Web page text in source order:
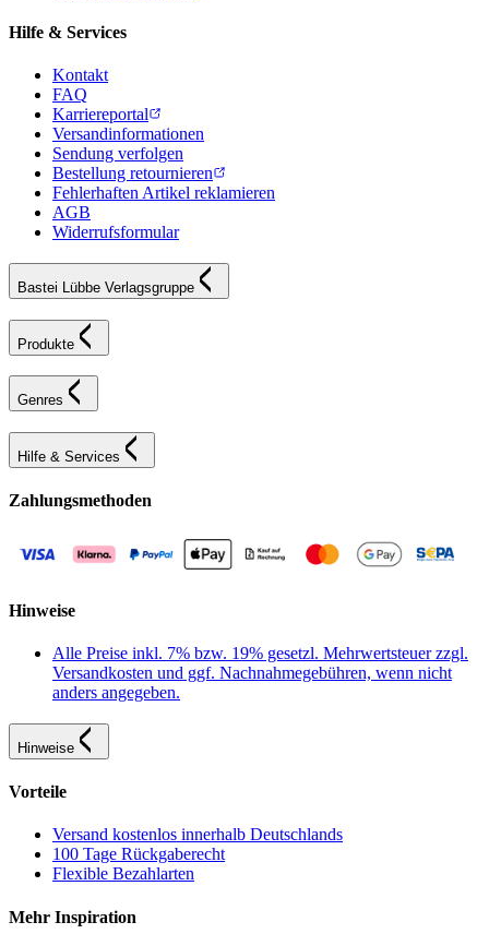
Hilfe & Services
Kontakt
FAQ
Karriereportal
Versandinformationen
Sendung verfolgen
Bestellung retournieren
Fehlerhaften Artikel reklamieren
AGB
Widerrufsformular
Bastei Lübbe Verlagsgruppe
Produkte
Genres
Hilfe & Services
Zahlungsmethoden
Hinweise
Alle Preise inkl. 7% bzw. 19% gesetzl. Mehrwertsteuer zzgl.
Versandkosten und ggf. Nachnahmegebühren, wenn nicht
anders angegeben.
Hinweise
Vorteile
Versand kostenlos innerhalb Deutschlands
100 Tage Rückgaberecht
Flexible Bezahlarten
Mehr Inspiration